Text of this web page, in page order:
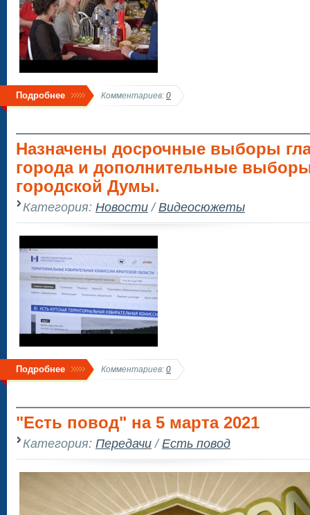
Подробнее Комментариев: 0
Назначены досрочные выборы
города и дополнительные
городской Думы.
Категория: Новости/Видеосюжеты
Подробнее Комментариев: 0
"Есть повод" на 5 марта 2021
Категория: Передачи/Есть повод